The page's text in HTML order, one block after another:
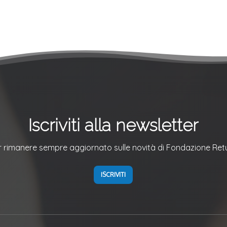
Iscriviti alla newsletter
rimanere sempre aggiornato sulle novità di Fondazione
ISCRIVITI